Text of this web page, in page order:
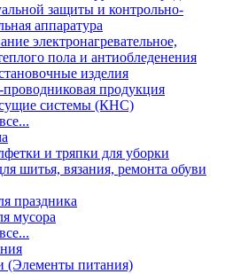
защиты и контрольно-
аппаратура
электронагревательное,
пола и антиобледенения
изделия
продукция
системы (КНС)
и тряпки для уборки
шитья, вязания, ремонта обуви
праздника
мусора
(Элементы питания)